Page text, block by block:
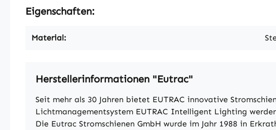
Eigenschaften:
Material:
Herstellerinformationen "Eutrac"
Seit mehr als 30 Jahren bietet EUTRAC innovative
Lichtmanagementsystem EUTRAC Intelligent Lighting
Die Eutrac Stromschienen GmbH wurde im Jahr 1988 in